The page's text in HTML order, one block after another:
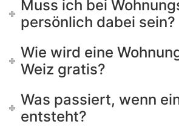
Muss ich bei
persönlich dabei sein?
Wie wird eine
Weiz gratis?
Was passiert, wenn
entsteht?